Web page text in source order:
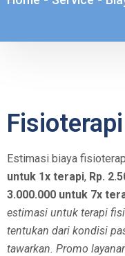
Estimasi biaya
untuk 1x terapi, Rp.
3.000.000 untuk 7x
estimasi untuk terapi
tentukan dari kondisi
tawarkan. Promo